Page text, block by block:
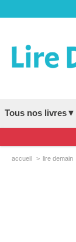
Tous nos livres▼
accueil lire demain